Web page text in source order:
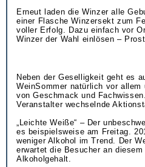
Erneut laden die Winzer alle
einer Flasche Winzersekt zum
voller Erfolg. Dazu einfach vor
Winzer der Wahl einlösen –
Neben der Geselligkeit geht es
WeinSommer natürlich vor allem
von Geschmack und
Veranstalter wechselnde
„Leichte Weiße“ – Der
es beispielsweise am Freitag.
weniger Alkohol im Trend. Der
erwartet die Besucher an
Alkoholgehalt.